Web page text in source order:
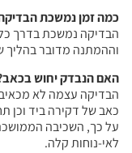
כמה זמן נמשכת
הבדיקה נמשכת בדרך
וההמתנה מדובר בהליך
האם הנבדק יחוש
הבדיקה עצמה לא
כאב של דקירה ביד וכן
על כך, השכיבה
לאי-נוחות קלה.